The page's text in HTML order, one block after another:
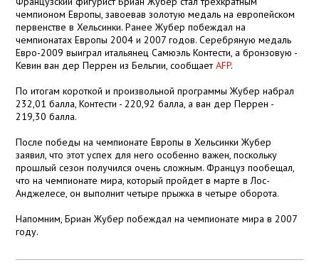
чемпионом Европы, завоевав золотую медаль на европейском
первенстве в Хельсинки. Ранее Жубер побеждал на
чемпионатах Европы 2004 и 2007 годов. Серебряную медаль
Евро-2009 выиграл итальянец Самюэль Контести, а бронзовую -
Кевин ван дер Перрен из Бельгии, сообщаетAFP.
По итогам короткой и произвольной программы Жубер набрал
232,01 балла, Контести - 220,92 балла, а ван дер Перрен -
219,30 балла.
После победы на чемпионате Европы в Хельсинки Жубер
заявил, что этот успех для него особенно важен, поскольку
прошлый сезон получился очень сложным. Француз пообещал,
что на чемпионате мира, который пройдет в марте в Лос-
Анджелесе, он выполнит четыре прыжка в четыре оборота.
Напомним, Бриан Жубер побеждал на чемпионате мира в 2007
году.